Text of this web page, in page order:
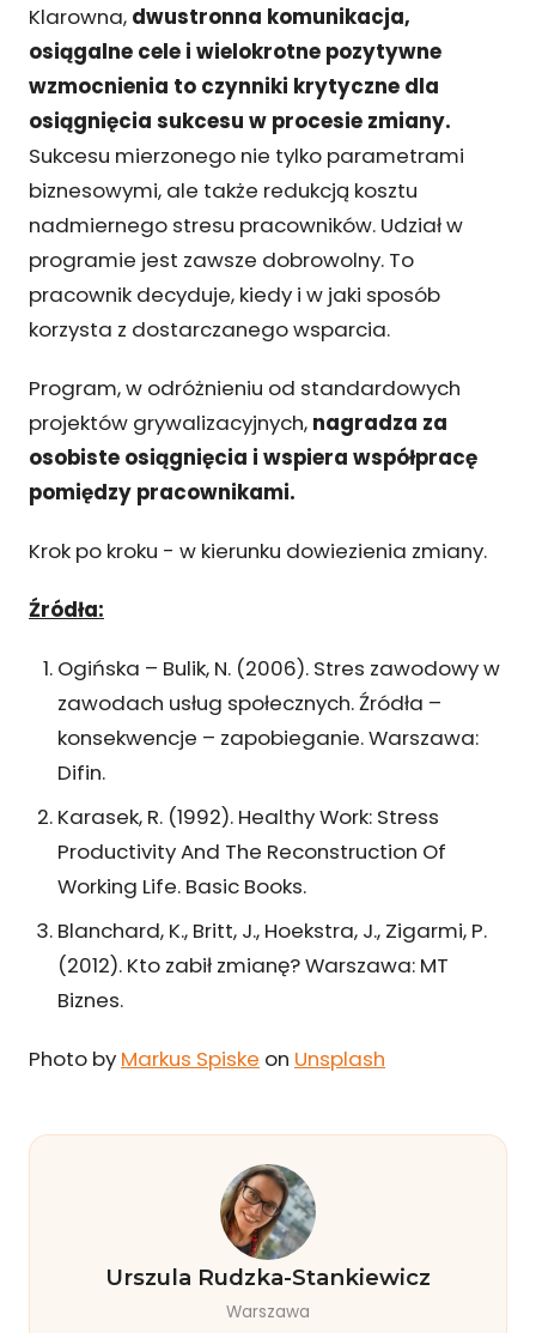
Klarowna, dwustronna komunikacja,
osiągalne cele i wielokrotne pozytywne
wzmocnienia to czynniki krytyczne dla
osiągnięcia sukcesu w procesie zmiany.
Sukcesu mierzonego nie tylko parametrami
biznesowymi, ale także redukcją kosztu
nadmiernego stresu pracowników. Udział w
programie jest zawsze dobrowolny. To
pracownik decyduje, kiedy i w jaki sposób
korzysta z dostarczanego wsparcia.
Program, w odróżnieniu od standardowych
projektów grywalizacyjnych, nagradza za
osobiste osiągnięcia i wspiera współpracę
pomiędzy pracownikami.
Krok po kroku - w kierunku dowiezienia zmiany.
Źródła:
Ogińska – Bulik, N. (2006). Stres zawodowy w
zawodach usług społecznych. Źródła –
konsekwencje – zapobieganie. Warszawa:
Difin.
Karasek, R. (1992). Healthy Work: Stress
Productivity And The Reconstruction Of
Working Life. Basic Books.
Blanchard, K., Britt, J., Hoekstra, J., Zigarmi, P.
(2012). Kto zabił zmianę? Warszawa: MT
Biznes.
Photo by Markus Spiske on Unsplash
Urszula Rudzka-Stankiewicz
Warszawa